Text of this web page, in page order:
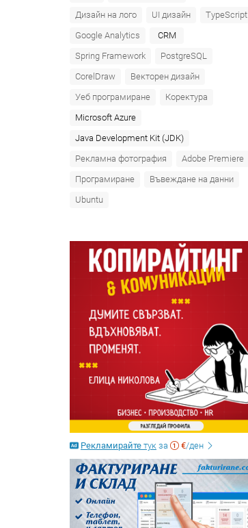
Дизайн на лого
UI дизайн
TypeScript
Google Analytics
CRM
Spring Framework
PostgreSQL
CorelDraw
Векторен дизайн
Уеб програмиране
Коректура
Microsoft Azure‎
Java Development Kit (JDK)
Рекламна фотография
Adobe Premiere
Програмиране
Въвеждане на данни
Ubuntu
Рекламирайте тук за €/ден